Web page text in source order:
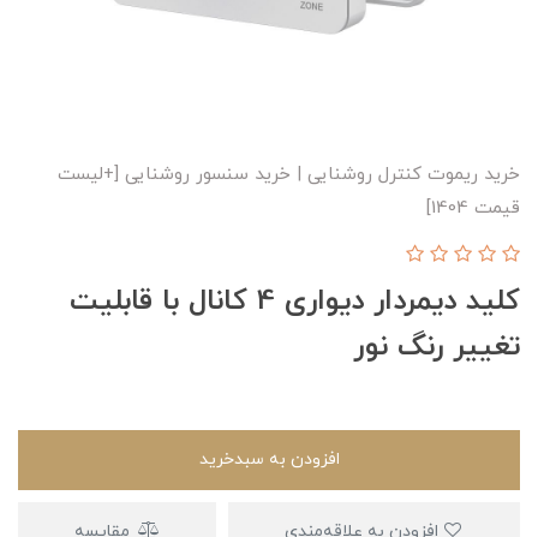
خرید ریموت کنترل روشنایی | خرید سنسور روشنایی [+لیست
قیمت 1404]
کلید دیمردار دیواری 4 کانال با قابلیت
تغییر رنگ نور
افزودن به سبدخرید
مقایسه